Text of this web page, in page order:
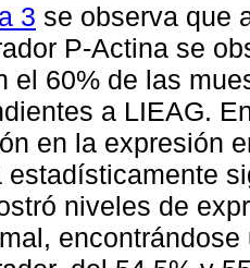
3 se observa que
P-Actina se
el 60% de las
a LIEAG.
en la expresión
estadísticamente
niveles de